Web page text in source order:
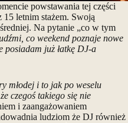
powstawania tej części
letnim stażem. Swoją
Na pytanie „co w tym
co weekend poznaje nowe
posiadam już łatkę DJ-a
młodej i to jak po weselu
czegoś takiego się nie
i zaangażowaniem
ludziom że DJ również